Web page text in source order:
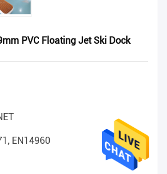
PVC Floating Jet Ski Dock
EN14960